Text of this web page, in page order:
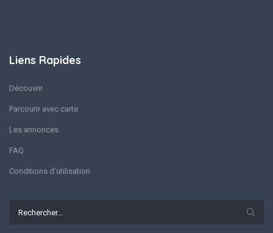
Liens Rapides
Découvrir
Parcourir avec carte
Les annonces
FAQ
Conditions d’utilisation